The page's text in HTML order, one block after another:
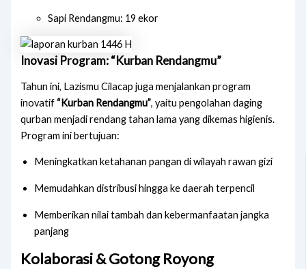
Sapi Rendangmu: 19 ekor
Inovasi Program: “Kurban Rendangmu”
Tahun ini, Lazismu Cilacap juga menjalankan program
inovatif “Kurban Rendangmu”, yaitu pengolahan daging
qurban menjadi rendang tahan lama yang dikemas higienis.
Program ini bertujuan:
Meningkatkan ketahanan pangan di wilayah rawan gizi
Memudahkan distribusi hingga ke daerah terpencil
Memberikan nilai tambah dan kebermanfaatan jangka
panjang
Kolaborasi & Gotong Royong